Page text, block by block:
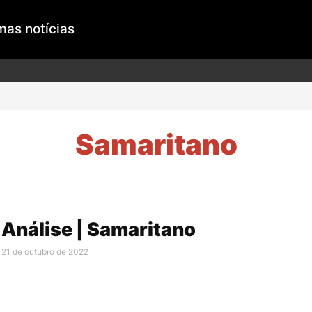
notícias
Samaritano
Análise | Samaritano
21 de outubro de 2022